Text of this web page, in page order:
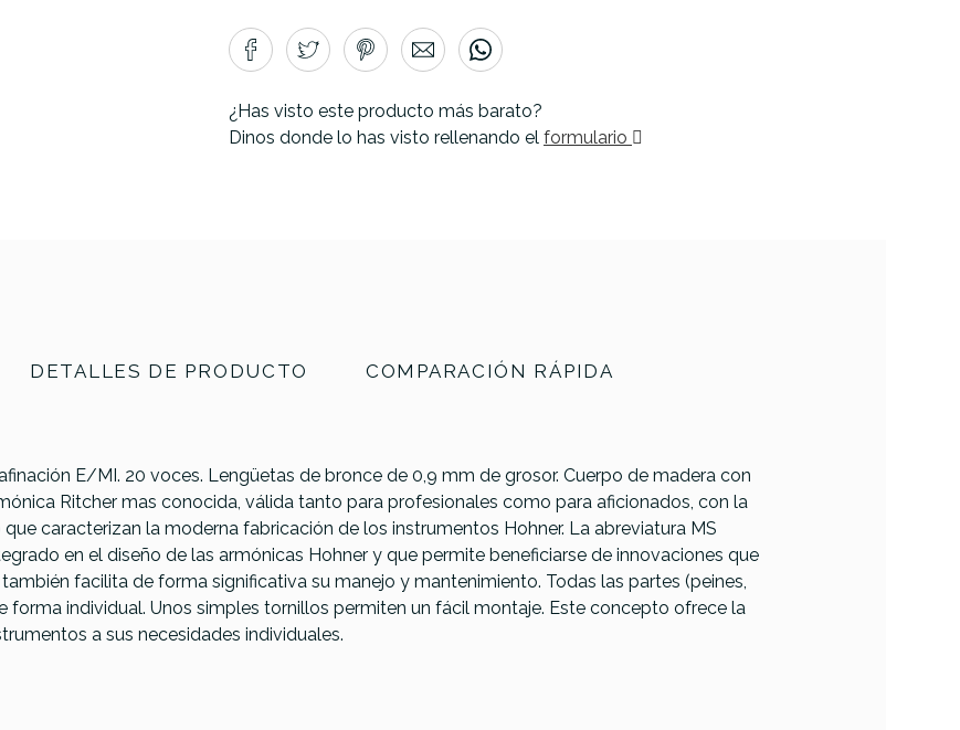
¿Has visto este producto más barato?
Dinos donde lo has visto rellenando el formulario
DETALLES DE PRODUCTO COMPARACIÓN RÁPIDA
E/MI. 20 voces. Lengüetas de bronce de 0,9 mm de grosor. Cuerpo de madera con
Ritcher mas conocida, válida tanto para profesionales como para aficionados, con la
caracterizan la moderna fabricación de los instrumentos Hohner. La abreviatura MS
en el diseño de las armónicas Hohner y que permite beneficiarse de innovaciones que
facilita de forma significativa su manejo y mantenimiento. Todas las partes (peines,
forma individual. Unos simples tornillos permiten un fácil montaje. Este concepto ofrece la
a sus necesidades individuales.